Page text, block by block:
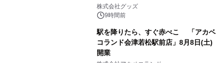
株式会社グッズ
9時間前
駅を降りたら、すぐ赤べこ 「アカベ
コランド会津若松駅前店」8月8日(土)
開業